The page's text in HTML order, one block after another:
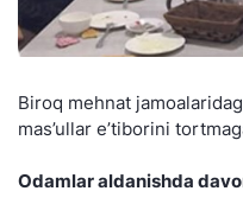
Biroq mehnat
mas’ullar e’tiborini
Odamlar aldanishda